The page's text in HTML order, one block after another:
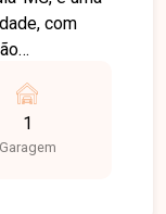
com
(UFU). A
bancos,
1
Garagem